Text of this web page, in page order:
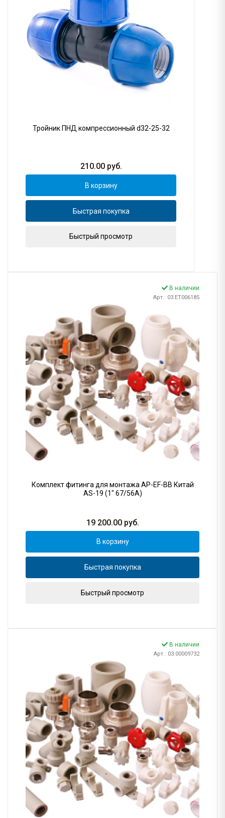
Тройник ПНД компрессионный d32-25-32
210.00руб.
В корзину
Быстрая покупка
Быстрый просмотр
В наличии
Арт.: 03.ET006185
Комплект фитинга для монтажа AP-EF-BB Китай
AS-19 (1" 67/56A)
19 200.00руб.
В корзину
Быстрая покупка
Быстрый просмотр
В наличии
Арт.: 03.00009732